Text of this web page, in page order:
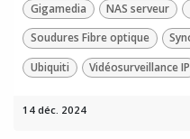
Gigamedia
NAS serveur
Soudures Fibre optique
Ubiquiti
Vidéosurveillance IP
14 déc. 2024